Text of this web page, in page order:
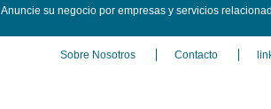
Anuncie su negocio por empresas y servicios
Sobre Nosotros Contacto